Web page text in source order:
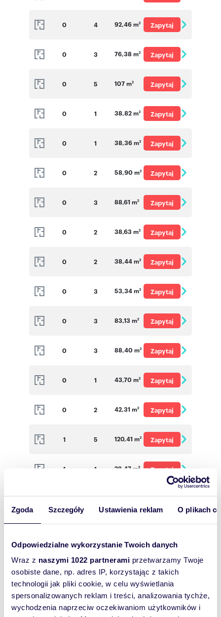
Zgoda Szczegóły Ustawienia reklam O plikach
Odpowiedzialne wykorzystanie Twoich danych
Wraz z naszymi 1022 partnerami przetwarzamy Twoje
osobiste dane, np. adres IP, korzystając z takich
technologii jak pliki cookie, w celu wyświetlania
spersonalizowanych reklam i treści, analizowania tychże,
wychodzenia naprzeciw oczekiwaniom użytkowników i
0 4 92,46 m2
Zapytaj
0 3 76,38 m2
Zapytaj
0 5 107 m2
Zapytaj
0 1 38,82 m2
Zapytaj
0 1 38,36 m2
Zapytaj
0 2 58,90 m2
Zapytaj
0 3 88,61 m2
Zapytaj
0 2 38,63 m2
Zapytaj
0 2 38,44 m2
Zapytaj
0 3 53,34 m2
Zapytaj
0 3 83,13 m2
Zapytaj
0 3 88,40 m2
Zapytaj
0 1 43,70 m2
Zapytaj
0 2 42,31 m2
Zapytaj
1 5 120,41 m2
Zapytaj
1 1 28,47 m2
Zapytaj
o cenę
1 1 28,77 m2
Zapytaj
o cenę
o cenę
1 3 111,04 m
Zapytaj
o cenę
1 3 74,55 m2
Zapytaj
o cenę